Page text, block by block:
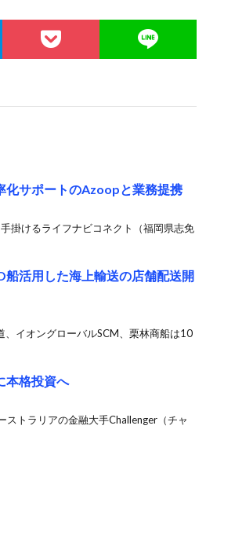
化サポートのAzoopと業務提携
掛けるライフナビコネクト（福岡県志免
活用した海上輸送の店舗配送開
、イオングローバルSCM、栗林商船は10
本格投資へ
トラリアの金融大手Challenger（チャ